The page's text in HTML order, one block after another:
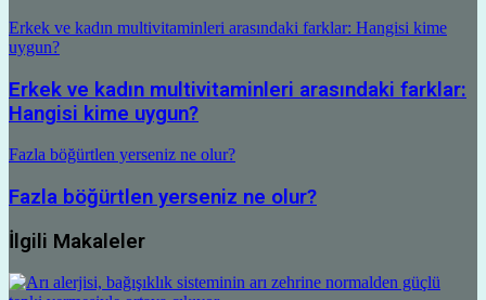
Erkek ve kadın multivitaminleri arasındaki farklar: Hangisi kime
uygun?
Erkek ve kadın multivitaminleri arasındaki farklar:
Hangisi kime uygun?
Fazla böğürtlen yerseniz ne olur?
Fazla böğürtlen yerseniz ne olur?
İlgili Makaleler